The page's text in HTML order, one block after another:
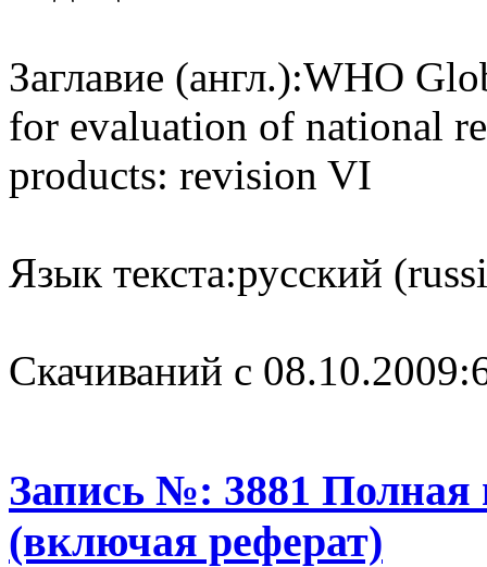
Заглавие (англ.):WHO
for evaluation of national
products: revision VI
Язык текста:русский
Cкачиваний с 08.10.2009:
Запись №: 3881 Полная
(включая реферат)